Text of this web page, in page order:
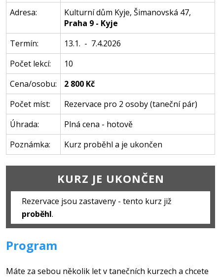
Adresa:
Kulturní dům Kyje, Šimanovská 47,
Praha 9 - Kyje
Termín:
13.1. - 7.4.2026
Počet lekcí:
10
Cena/osobu:
2 800 Kč
Počet míst:
Rezervace pro 2 osoby (taneční pár)
Úhrada:
Plná cena - hotově
Poznámka:
Kurz proběhl a je ukončen
KURZ JE UKONČEN
Rezervace jsou zastaveny - tento kurz již
proběhl.
Program
Máte za sebou několik let v tanečních kurzech a chcete